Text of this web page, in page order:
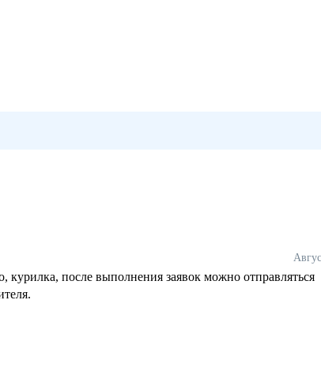
курилка, после выполнения заявок можно отправляться